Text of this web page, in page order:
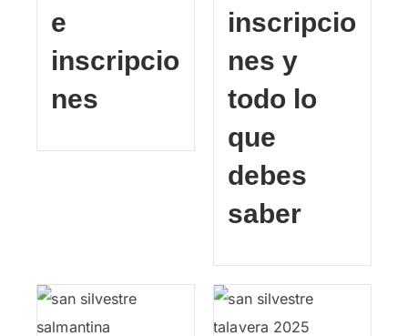
e
inscripcio
nes
inscripcio
nes y
todo lo
que
debes
saber